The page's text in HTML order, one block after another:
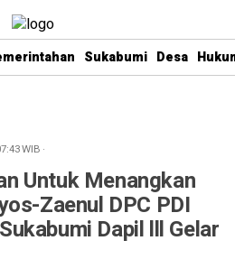
Sukabumi Desa
WIB ·
Untuk Menangkan
Zaenul DPC PDI
Dapil lll Gelar